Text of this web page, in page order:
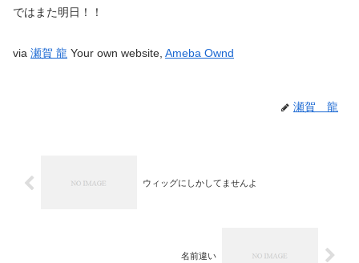
ではまた明日！！
via 瀬賀 龍 Your own website, Ameba Ownd
瀬賀 龍
ウィッグにしかしてませんよ
名前違い